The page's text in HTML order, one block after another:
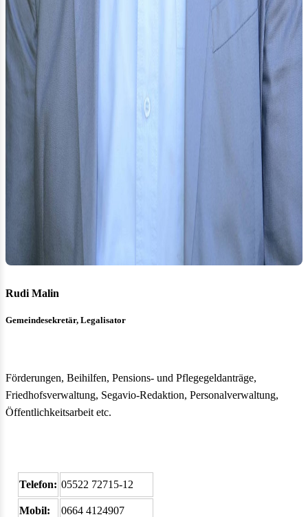
Rudi Malin
Gemeindesekretär, Legalisator
Förderungen, Beihilfen, Pensions- und Pflegegeldanträge,
Friedhofsverwaltung, Segavio-Redaktion, Personalverwaltung,
Öffentlichkeitsarbeit etc.
Telefon: 05522 72715-12
Mobil: 0664 4124907